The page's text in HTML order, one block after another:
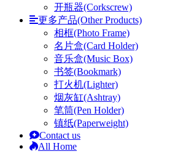
开瓶器(Corkscrew)
更多产品(Other Products)
相框(Photo Frame)
名片盒(Card Holder)
音乐盒(Music Box)
书签(Bookmark)
打火机(Lighter)
烟灰缸(Ashtray)
笔筒(Pen Holder)
镇纸(Paperweight)
Contact us
All Home